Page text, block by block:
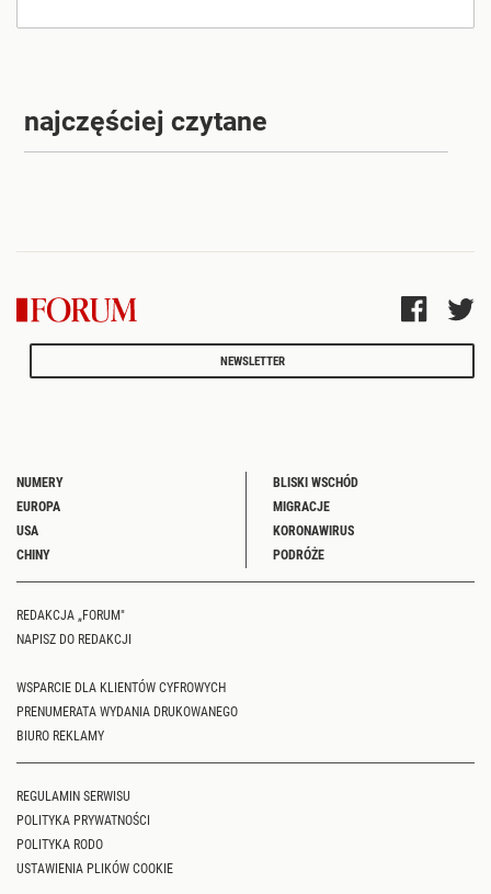
najczęściej czytane
NEWSLETTER
NUMERY
EUROPA
USA
CHINY
BLISKI WSCHÓD
MIGRACJE
KORONAWIRUS
PODRÓŻE
REDAKCJA „FORUM"
NAPISZ DO REDAKCJI
WSPARCIE DLA KLIENTÓW CYFROWYCH
PRENUMERATA WYDANIA DRUKOWANEGO
BIURO REKLAMY
REGULAMIN SERWISU
POLITYKA PRYWATNOŚCI
POLITYKA RODO
USTAWIENIA PLIKÓW COOKIE